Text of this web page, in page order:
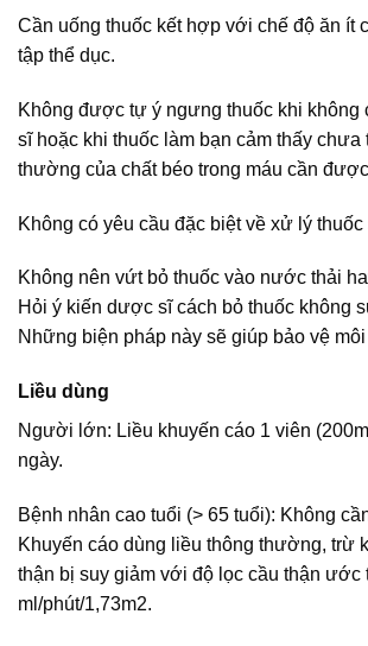
Cần uống thuốc kết hợp với chế độ ăn ít
tập thể dục.
Không được tự ý ngưng thuốc khi không
sĩ hoặc khi thuốc làm bạn cảm thấy chưa
thường của chất béo trong máu cần
Không có yêu cầu đặc biệt về xử lý
Không nên vứt bỏ thuốc vào nước thải
Hỏi ý kiến dược sĩ cách bỏ thuốc không
Những biện pháp này sẽ giúp bảo vệ
Liều dùng
Người lớn: Liều khuyến cáo 1 viên
ngày.
Bệnh nhân cao tuổi (> 65 tuổi): Không
Khuyến cáo dùng liều thông thường, trừ
thận bị suy giảm với độ lọc cầu thận ước
ml/phút/1,73m2.